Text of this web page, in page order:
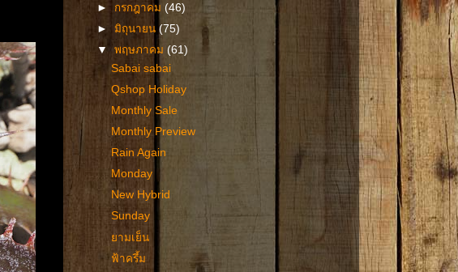
► กรกฎาคม (46)
►มิถุนายน(75)
▼พฤษภาคม (61)
Sabai sabai
Qshop Holiday
Monthly Sale
Monthly Preview
Rain Again
Monday
New Hybrid
Sunday
ยามเย็น
ฟ้าครึ้ม